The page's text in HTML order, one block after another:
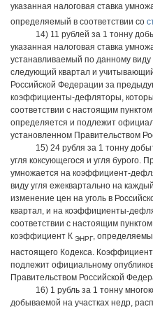
указанная налоговая ставка
определяемый в соответствии со
14) 11 рублей за 1 тонну
указанная налоговая ставка
устанавливаемый по данному
следующий квартал и
Российской Федерации за
коэффициенты-дефляторы,
соответствии с настоящим
определяется и подлежит
установленном Правительством
15) 24 рубля за 1 тонну
угля коксующегося и угля бурого.
умножается на коэффициент-
виду угля ежеквартально на
изменение цен на уголь в
квартал, и на коэффициенты-
соответствии с настоящим
коэффициент К ЭНРГ,
настоящего Кодекса.
подлежит официальному
Правительством Российской
16) 1 рубль за 1 тонну
добываемой на участках недр,